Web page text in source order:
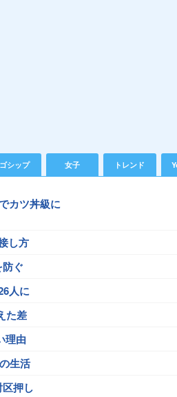
ゴシップ 女子 トレンド
カツ丼級に
し方
ぐ
人に
た差
理由
生活
押し